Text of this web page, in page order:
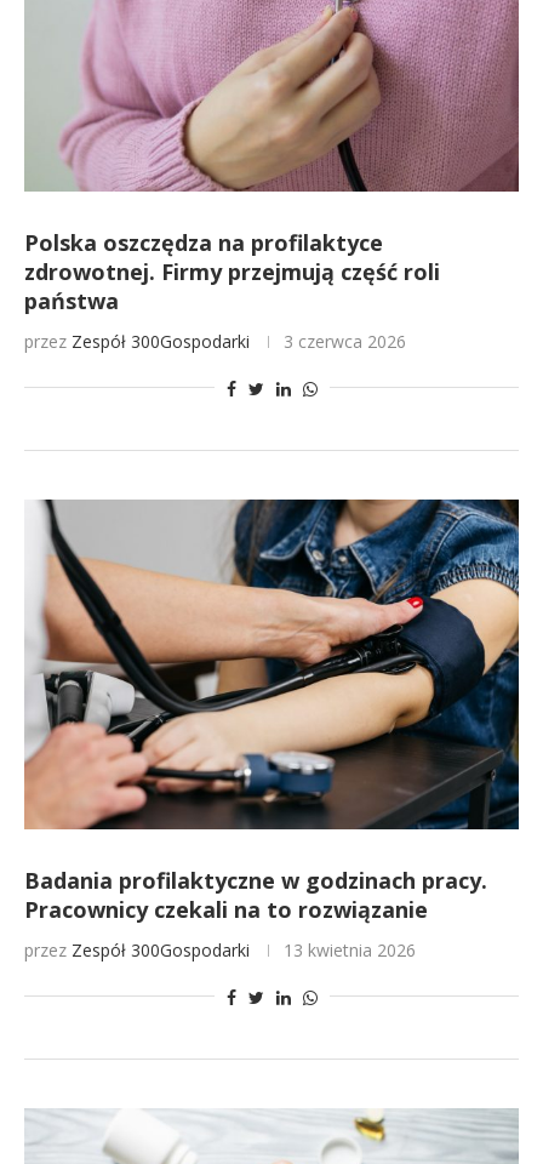
Polska oszczędza na profilaktyce
zdrowotnej. Firmy przejmują część roli
państwa
przez Zespół 300Gospodarki 3 czerwca 2026
Badania profilaktyczne w godzinach pracy.
Pracownicy czekali na to rozwiązanie
przez Zespół 300Gospodarki 13 kwietnia 2026